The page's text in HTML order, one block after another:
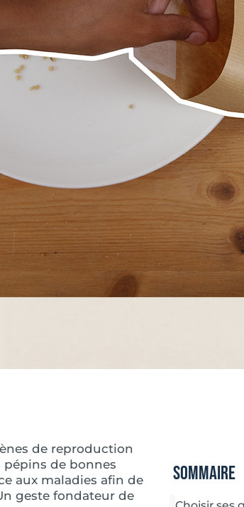
de reproduction
pépins de bonnes
aux maladies afin de
geste fondateur de
Sommaire